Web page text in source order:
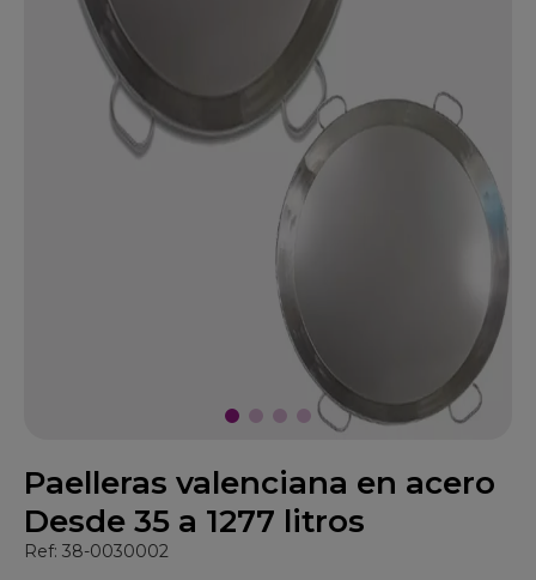
Paelleras valenciana en acero
Desde 35 a 1277 litros
Ref: 38-0030002